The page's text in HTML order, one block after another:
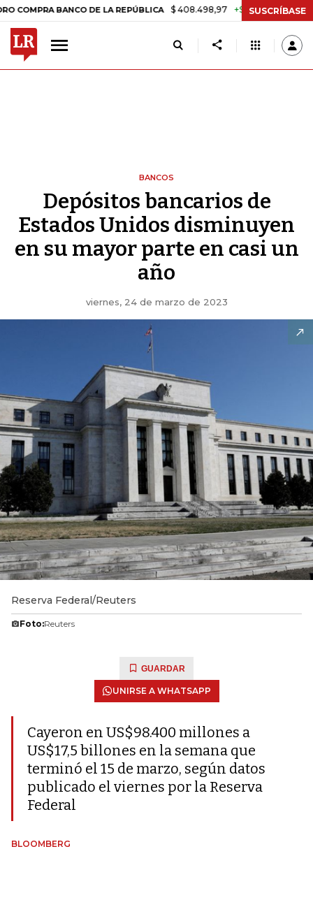
BANCO DE LA REPÚBLICA $ 408.498,97 +$ 8.753,81 +2,19%
SUSCRÍBASE
BANCOS
Depósitos bancarios de
Estados Unidos disminuyen
en su mayor parte en casi un
año
viernes, 24 de marzo de 2023
Reserva Federal/Reuters
Foto:Reuters
GUARDAR
UNIRSE A WHATSAPP
Cayeron en US$98.400 millones a
US$17,5 billones en la semana que
terminó el 15 de marzo, según datos
publicado el viernes por la Reserva
Federal
BLOOMBERG